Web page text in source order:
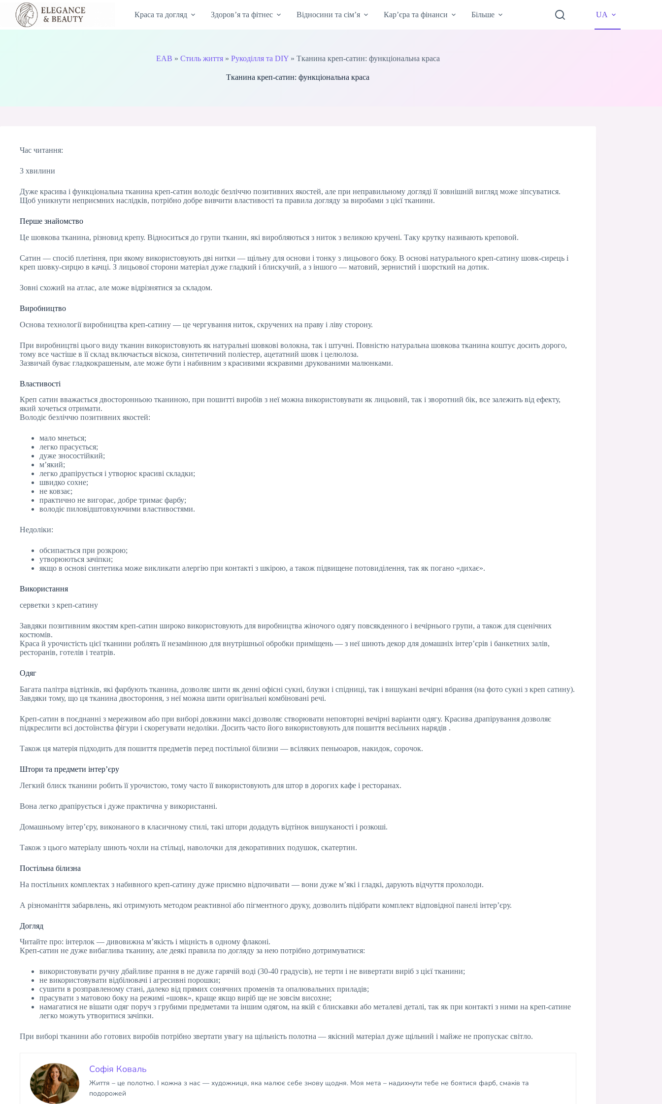
Перейти
вмісту
Краса та догляд Здоров’я та фітнес Відносини та сім’я Кар’єра та фінанси Більше UA
EAB » Стиль життя» Рукоділля та DIY» Тканина креп-сатин: функціональна краса
Тканина креп-сатин: функціональна краса
Час читання:
3 хвилини
Дуже красива і функціональна тканина креп-сатин володіє безліччю позитивних якостей, але при неправильному догляді її зовнішній вигляд може зіпсуватися.
Щоб уникнути неприємних наслідків, потрібно добре вивчити властивості та правила догляду за виробами з цієї тканини.
Перше знайомство
Це шовкова тканина, різновид крепу. Відноситься до групи тканин, які виробляються з ниток з великою кручені. Таку крутку називають креповой.
Сатин — спосіб плетіння, при якому використовують дві нитки — щільну для основи і тонку з лицьового боку. В основі натурального креп-сатину шовк-сирець і
креп шовку-сирцю в качці. З лицьової сторони матеріал дуже гладкий і блискучий, а з іншого — матовий, зернистий і шорсткий на дотик.
Зовні схожий на атлас, але може відрізнятися за складом.
Виробництво
Основа технології виробництва креп-сатину — це чергування ниток, скручених на праву і ліву сторону.
При виробництві цього виду тканин використовують як натуральні шовкові волокна, так і штучні. Повністю натуральна шовкова тканина коштує досить дорого,
тому все частіше в її склад включається віскоза, синтетичний поліестер, ацетатний шовк і целюлоза.
Зазвичай буває гладкокрашеным, але може бути і набивним з красивими яскравими друкованими малюнками.
Властивості
Креп сатин вважається двосторонньою тканиною, при пошитті виробів з неї можна використовувати як лицьовий, так і зворотний бік, все залежить від ефекту,
який хочеться отримати.
Володіє безліччю позитивних якостей:
мало мнеться;
легко прасується;
дуже зносостійкий;
м’який;
легко драпірується і утворює красиві складки;
швидко сохне;
не ковзає;
практично не вигорає, добре тримає фарбу;
володіє пиловідштовхуючими властивостями.
Недоліки:
обсипається при розкрою;
утворюються зачіпки;
якщо в основі синтетика може викликати алергію при контакті з шкірою, а також підвищене потовиділення, так як погано «дихає».
Використання
серветки з креп-сатину
Завдяки позитивним якостям креп-сатин широко використовують для виробництва жіночого одягу повсякденного і вечірнього групи, а також для сценічних
костюмів.
Краса й урочистість цієї тканини роблять її незамінною для внутрішньої обробки приміщень — з неї шиють декор для домашніх інтер’єрів і банкетних залів,
ресторанів, готелів і театрів.
Одяг
Багата палітра відтінків, які фарбують тканина, дозволяє шити як денні офісні сукні, блузки і спідниці, так і вишукані вечірні вбрання (на фото сукні з креп сатину).
Завдяки тому, що ця тканина двостороння, з неї можна шити оригінальні комбіновані речі.
Креп-сатин в поєднанні з мереживом або при виборі довжини максі дозволяє створювати неповторні вечірні варіанти одягу. Красива драпірування дозволяє
підкреслити всі достоїнства фігури і скорегувати недоліки. Досить часто його використовують для пошиття весільних нарядів .
Також ця матерія підходить для пошиття предметів перед постільної білизни — всіляких пеньюаров, накидок, сорочок.
Штори та предмети інтер’єру
Легкий блиск тканини робить її урочистою, тому часто її використовують для штор в дорогих кафе і ресторанах.
Вона легко драпірується і дуже практична у використанні.
Домашньому інтер’єру, виконаного в класичному стилі, такі штори додадуть відтінок вишуканості і розкоші.
Також з цього матеріалу шиють чохли на стільці, наволочки для декоративних подушок, скатертин.
Постільна білизна
На постільних комплектах з набивного креп-сатину дуже приємно відпочивати — вони дуже м’які і гладкі, дарують відчуття прохолоди.
А різноманіття забарвлень, які отримують методом реактивної або пігментного друку, дозволить підібрати комплект відповідної панелі інтер’єру.
Догляд
Читайте про: інтерлок — дивовижна м’якість і міцність в одному флаконі.
Креп-сатин не дуже вибаглива тканину, але деякі правила по догляду за нею потрібно дотримуватися:
використовувати ручну дбайливе прання в не дуже гарячій воді (30-40 градусів), не терти і не вивертати виріб з цієї тканини;
не використовувати відбілювачі і агресивні порошки;
сушити в розправленому стані, далеко від прямих сонячних променів та опалювальних приладів;
прасувати з матовою боку на режимі «шовк», краще якщо виріб ще не зовсім висохне;
намагатися не вішати одяг поруч з грубими предметами та іншим одягом, на якій є блискавки або металеві деталі, так як при контакті з ними на креп-сатине
легко можуть утворитися зачіпки.
При виборі тканини або готових виробів потрібно звертати увагу на щільність полотна — якісний матеріал дуже щільний і майже не пропускає світло.
Софія Коваль
Життя – це полотно. І кожна з нас — художниця, яка малює себе знову щодня. Моя мета – надихнути тебе не боятися фарб, смаків та
подорожей